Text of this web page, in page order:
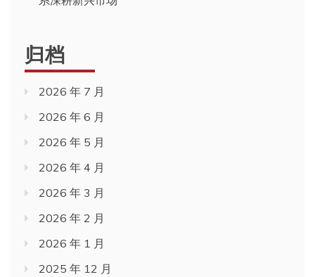
归档
2026 年 7 月
2026 年 6 月
2026 年 5 月
2026 年 4 月
2026 年 3 月
2026 年 2 月
2026 年 1 月
2025 年 12 月